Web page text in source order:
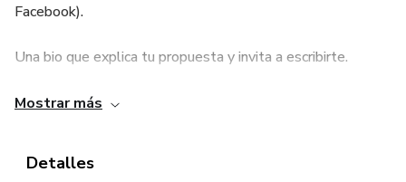
Facebook).
Una bio que explica tu propuesta y invita a escribirte.
Contenido con un plan simple (sin publicar “por publicar”).
Mostrar más
Detalles